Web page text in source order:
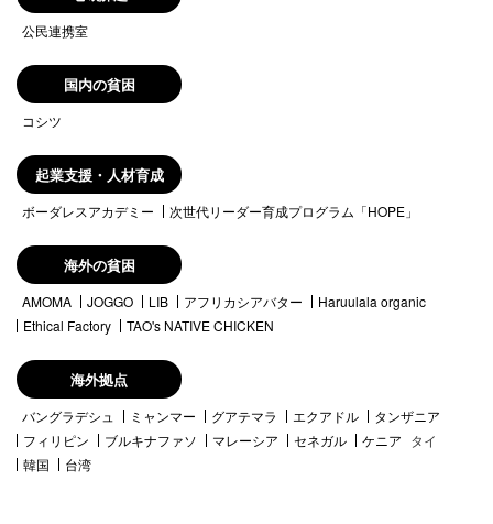
公民連携室
国内の貧困
コシツ
起業支援・人材育成
ボーダレスアカデミー 次世代リーダー育成プログラム「HOPE」
海外の貧困
AMOMA JOGGO LIB アフリカシアバター
Haruulala organic
Ethical Factory
TAO's NATIVE CHICKEN
海外拠点
バングラデシュ ミャンマー グアテマラ エクアドル
タンザニア
フィリピン
ブルキナファソ マレーシア セネガル ケニア タイ
韓国
台湾